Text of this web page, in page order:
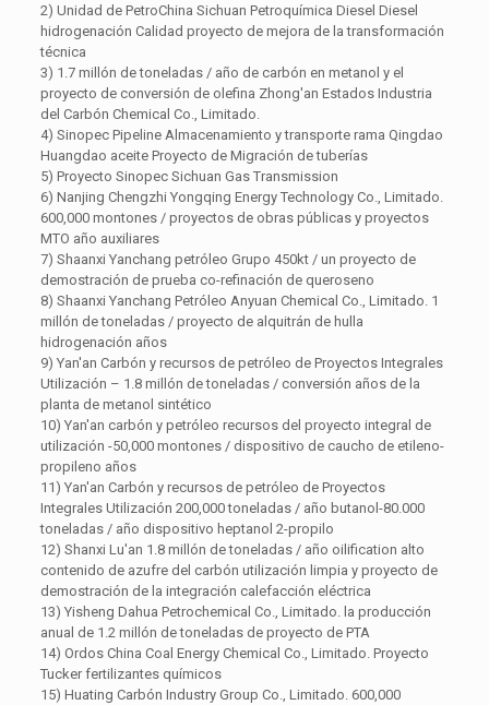
2) Unidad de PetroChina Sichuan Petroquímica Diesel Diesel
hidrogenación Calidad proyecto de mejora de la transformación
técnica
3) 1.7 millón de toneladas / año de carbón en metanol y el
proyecto de conversión de olefina Zhong'an Estados Industria
del Carbón Chemical Co., Limitado.
4) Sinopec Pipeline Almacenamiento y transporte rama Qingdao
Huangdao aceite Proyecto de Migración de tuberías
5) Proyecto Sinopec Sichuan Gas Transmission
6) Nanjing Chengzhi Yongqing Energy Technology Co., Limitado.
600,000 montones / proyectos de obras públicas y proyectos
MTO año auxiliares
7) Shaanxi Yanchang petróleo Grupo 450kt / un proyecto de
demostración de prueba co-refinación de queroseno
8) Shaanxi Yanchang Petróleo Anyuan Chemical Co., Limitado. 1
millón de toneladas / proyecto de alquitrán de hulla
hidrogenación años
9) Yan'an Carbón y recursos de petróleo de Proyectos Integrales
Utilización – 1.8 millón de toneladas / conversión años de la
planta de metanol sintético
10) Yan'an carbón y petróleo recursos del proyecto integral de
utilización -50,000 montones / dispositivo de caucho de etileno-
propileno años
11) Yan'an Carbón y recursos de petróleo de Proyectos
Integrales Utilización 200,000 toneladas / año butanol-80.000
toneladas / año dispositivo heptanol 2-propilo
12) Shanxi Lu'an 1.8 millón de toneladas / año oilification alto
contenido de azufre del carbón utilización limpia y proyecto de
demostración de la integración calefacción eléctrica
13) Yisheng Dahua Petrochemical Co., Limitado. la producción
anual de 1.2 millón de toneladas de proyecto de PTA
14) Ordos China Coal Energy Chemical Co., Limitado. Proyecto
Tucker fertilizantes químicos
15) Huating Carbón Industry Group Co., Limitado. 600,000